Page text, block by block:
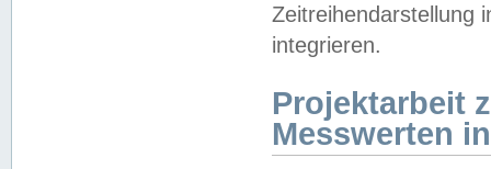
Zeitreihendarstellung
integrieren.
Projektarbeit
Messwerten